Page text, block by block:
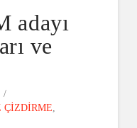
adayı
ve
ÇIZDIRME,